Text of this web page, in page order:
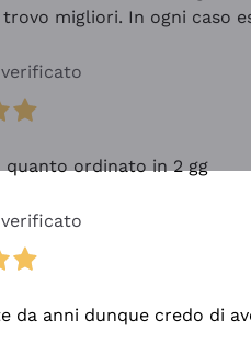
migliori. In ogni caso
quanto ordinato in 2 gg
da anni dunque credo di